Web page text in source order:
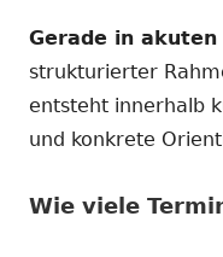
Gerade in
strukturierter
entsteht innerhalb
und konkrete
Wie viele